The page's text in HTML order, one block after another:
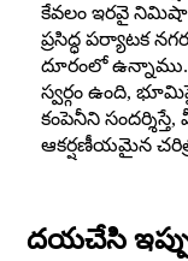
కేవలం ఇరవై
ప్రసిద్ధ పర్యాటక
దూరంలో
స్వర్గం ఉంది,
కంపెనీని
ఆకర్షణీయమైన
దయచేసి